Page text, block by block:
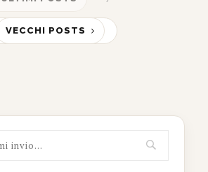
VECCHI POSTS